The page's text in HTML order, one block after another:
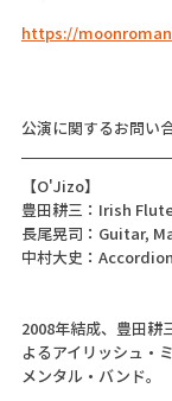
https://
公演に関するお問い
【O'Jizo】
豊田耕三：Irish
長尾晃司：Guitar,
中村大史：
2008年結成、豊田耕
よるアイリッシュ・
メンタル・バンド。